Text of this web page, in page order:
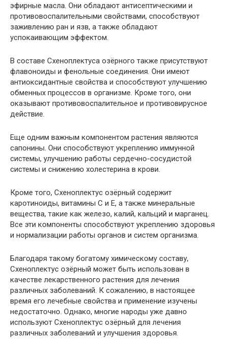
эфирные масла. Они обладают антисептическими и
противовоспалительными свойствами, способствуют
заживлению ран и язв, а также обладают
успокаивающим эффектом.
В составе Схеноплектуса озёрного также присутствуют
флавоноиды и фенольные соединения. Они имеют
антиоксидантные свойства и способствуют улучшению
обменных процессов в организме. Кроме того, они
оказывают противовоспалительное и противовирусное
действие.
Еще одним важным компонентом растения являются
сапонины. Они способствуют укреплению иммунной
системы, улучшению работы сердечно-сосудистой
системы и снижению холестерина в крови.
Кроме того, Схеноплектус озёрный содержит
каротиноиды, витамины С и Е, а также минеральные
вещества, такие как железо, калий, кальций и марганец.
Все эти компоненты способствуют укреплению здоровья
и нормализации работы органов и систем организма.
Благодаря такому богатому химическому составу,
Схеноплектус озёрный может быть использован в
качестве лекарственного растения для лечения
различных заболеваний. К сожалению, в настоящее
время его лечебные свойства и применение изучены
недостаточно. Однако, многие народы уже давно
используют Схеноплектус озёрный для лечения
различных заболеваний и улучшения здоровья.